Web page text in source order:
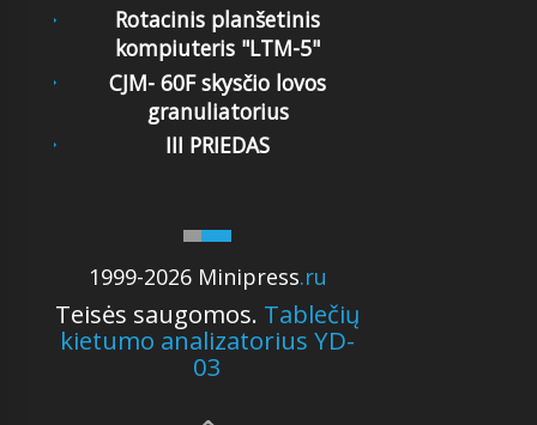
1999-2026 Minipress.ru
Teisės saugomos. Tablečių
kietumo analizatorius YD-
03
Rotacinis planšetinis
kompiuteris "LTM-5"
CJM- 60F skysčio lovos
granuliatorius
III PRIEDAS